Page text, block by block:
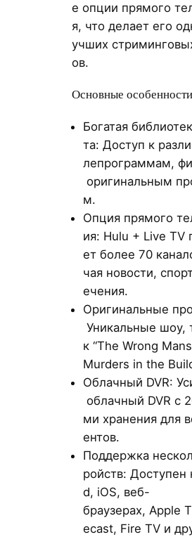
е опции прямого
я, что делает его
учших
ов.
Основные
Богатая
та: Доступ к
лепрограммам,
оригинальным
м.
Опция прямого
ия: Hulu + Live TV
ет более 70
чая новости,
ечения.
Оригинальные
Уникальные шоу,
к “The Wrong
Murders in the
Облачный DVR:
облачный DVR с
ми хранения для
ентов.
Поддержка
ройств: Доступен
d, iOS, веб-
браузерах, Apple
ecast, Fire TV и